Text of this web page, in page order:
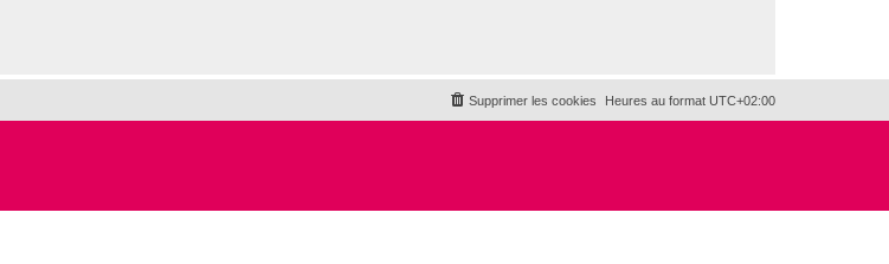
Heures au format UTC+02:00
Supprimer les cookies